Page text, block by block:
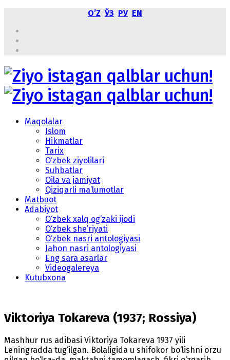
OʼZ ЎЗ РУ EN
Maqolalar
Islom
Hikmatlar
Tarix
O‘zbek ziyolilari
Suhbatlar
Oila va jamiyat
Qiziqarli ma’lumotlar
Matbuot
Adabiyot
O‘zbek xalq og‘zaki ijodi
O‘zbek she’riyati
O‘zbek nasri antologiyasi
Jahon nasri antologiyasi
Eng sara asarlar
Videogalereya
Kutubxona
Viktoriya Tokareva (1937; Rossiya)
Mashhur rus adibasi Viktoriya Tokareva 1937 yili
Leningradda tug‘ilgan. Bolaligida u shifokor bo‘lishni orzu